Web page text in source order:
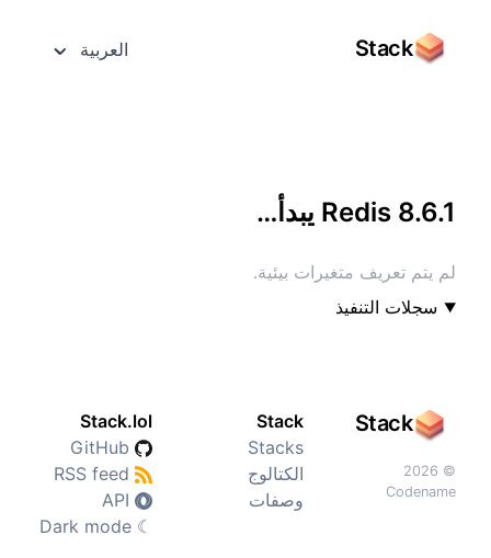
Stack العربية
Redis 8.6.1 يبدأ…
لم يتم تعريف متغيرات بيئية.
سجلات التنفيذ
Stack
© 2026
Codename
Stack
Stacks
الكتالوج
وصفات
Stack.lol
☾
Dark mode